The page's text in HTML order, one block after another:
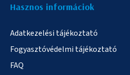
Hasznos informáciok
Adatkezelési tájékoztató
Fogyasztóvédelmi tájékoztató
FAQ